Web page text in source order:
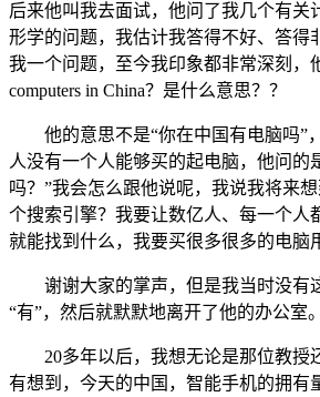
后来他叫我去面试，他问了我几个有关
形学的问题，我估计我答得不好、答得
我一个问题，至今我印象都非常深刻，
computers in China？是什么意思？？
他的意思不是“你在中国有电脑吗”
人没有一个人能够买的起电脑，他问的
吗？”我会怎么跟他说呢，我说我将来
个搜索引擎？我要让数亿人、每一个人
就能找到什么，我要买很多很多的电
谢谢大家的掌声，但是我当时没有
“有”，然后就默默地离开了他的办公室。
20多年以后，我想无论是那位教授
有想到，今天的中国，智能手机的拥有